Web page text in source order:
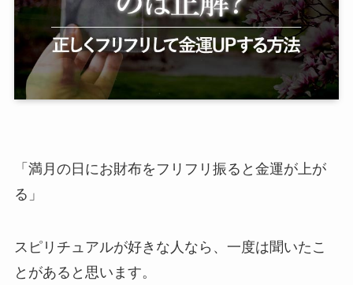
「満月の日にお財布をフリフリ振ると金運が上が
る」
スピリチュアルが好きな人なら、一度は聞いたこ
とがあると思います。